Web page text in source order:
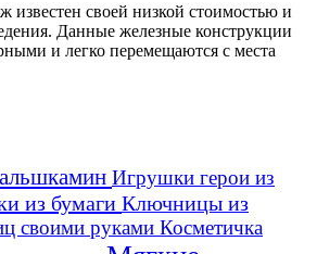
известен своей низкой стоимостью и
Данные железные конструкции
и легко перемещаются с места
Игрушки герои из
из бумаги Ключницы из
своими руками Косметичка